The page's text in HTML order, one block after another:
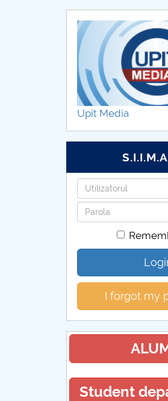
Upit Media
Username
Password
I forgot my
Student